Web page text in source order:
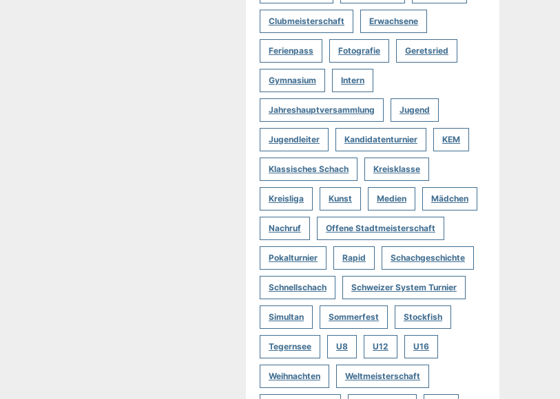
Clubmeisterschaft Erwachsene
Ferienpass Fotografie Geretsried
Gymnasium Intern
Jahreshauptversammlung Jugend
Jugendleiter Kandidatenturnier KEM
Klassisches Schach Kreisklasse
Kreisliga Kunst Medien Mädchen
Nachruf Offene Stadtmeisterschaft
Pokalturnier Rapid Schachgeschichte
Schnellschach Schweizer System Turnier
Simultan Sommerfest Stockfish
Tegernsee U8 U12 U16
Weihnachten Weltmeisterschaft